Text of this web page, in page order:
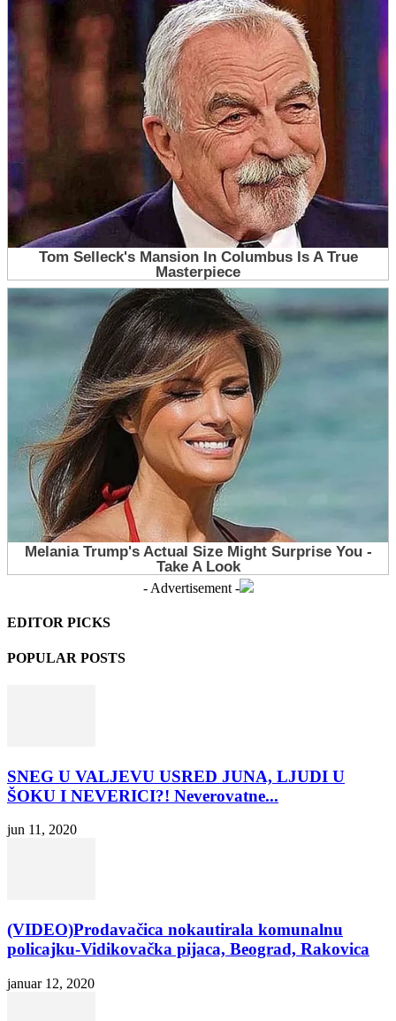
- Advertisement -
EDITOR PICKS
POPULAR POSTS
SNEG U VALJEVU USRED JUNA, LJUDI U
ŠOKU I NEVERICI?! Neverovatne...
jun 11, 2020
(VIDEO)Prodavačica nokautirala komunalnu
policajku-Vidikovačka pijaca, Beograd, Rakovica
januar 12, 2020